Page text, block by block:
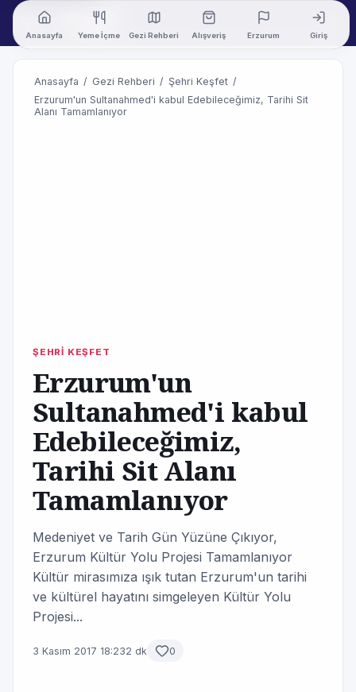
Anasayfa Yeme İçme Gezi Rehberi Alışveriş Erzurum Giriş
Anasayfa / Gezi Rehberi / Şehri Keşfet /
Erzurum'un Sultanahmed'i kabul Edebileceğimiz, Tarihi Sit
Alanı Tamamlanıyor
ŞEHRİ KEŞFET
Erzurum'un
Sultanahmed'i kabul
Edebileceğimiz,
Tarihi Sit Alanı
Tamamlanıyor
Medeniyet ve Tarih Gün Yüzüne Çıkıyor,
Erzurum Kültür Yolu Projesi Tamamlanıyor
Kültür mirasımıza ışık tutan Erzurum'un tarihi
ve kültürel hayatını simgeleyen Kültür Yolu
Projesi...
3 Kasım 2017 18:232 dk 0